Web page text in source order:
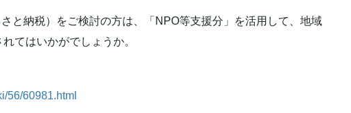
と納税）をご検討の方は、「NPO等支援分」を活用して、地域
てはいかがでしょうか。
56/60981.html